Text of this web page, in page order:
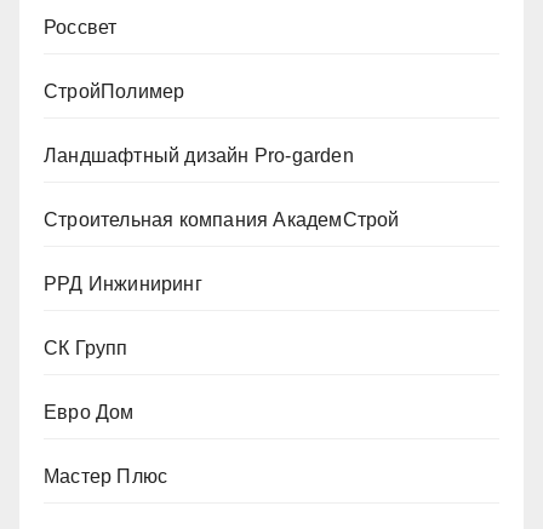
Россвет
СтройПолимер
Ландшафтный дизайн Pro-garden
Строительная компания АкадемСтрой
РРД Инжиниринг
СК Групп
Евро Дом
Мастер Плюс